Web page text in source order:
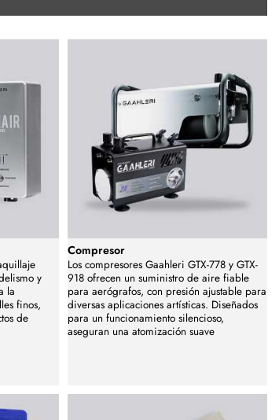
y
la
finos,
de
Compresor
Los compresores Gaahleri GTX-778 y GTX-
918 ofrecen un suministro de aire fiable
para aerógrafos, con presión ajustable para
diversas aplicaciones artísticas. Diseñados
para un funcionamiento silencioso,
aseguran una atomización suave